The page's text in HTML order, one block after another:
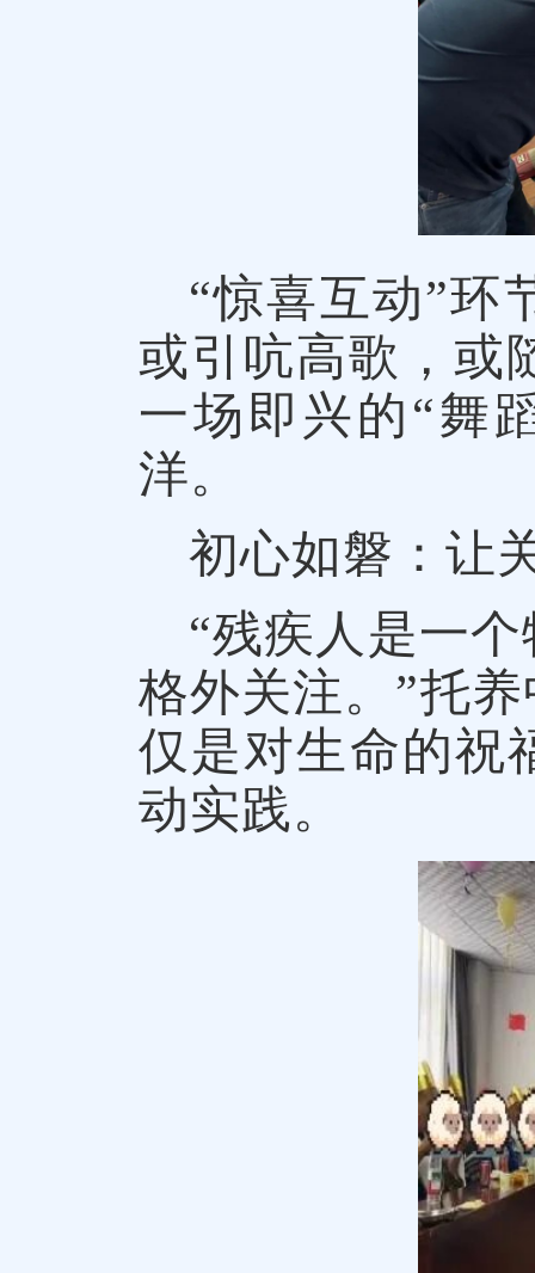
“惊喜互动”环
或引吭高歌，或
一场即兴的“舞
洋。
初心如磐：让
“残疾人是一
格外关注。”托
仅是对生命的祝
动实践。